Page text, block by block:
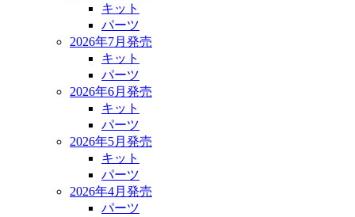
キット
パーツ
2026年7月発売
キット
パーツ
2026年6月発売
キット
パーツ
2026年5月発売
キット
パーツ
2026年4月発売
パーツ